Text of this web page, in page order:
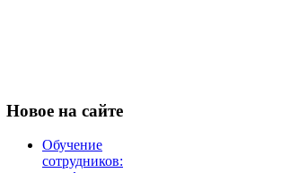
Новое на сайте
Обучение
сотрудников: